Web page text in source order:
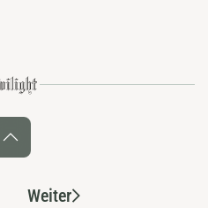
Weiter